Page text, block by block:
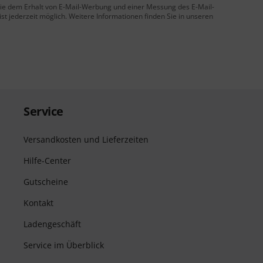
dem Erhalt von E-Mail-Werbung und einer Messung des E-Mail-
jederzeit möglich. Weitere Informationen finden Sie in unseren
Service
Versandkosten und Lieferzeiten
Hilfe-Center
Gutscheine
Kontakt
Ladengeschäft
Service im Überblick